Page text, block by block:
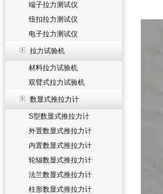
端子拉力测试仪
纽扣拉力测试仪
电子拉力测试仪
拉力试验机
材料拉力试验机
双臂式拉力试验机
数显式推拉力计
S型数显式推拉力计
外置数显式推拉力计
内置数显式推拉力计
轮辐数显式推拉力计
法兰数显式推拉力计
柱形数显式推拉力计